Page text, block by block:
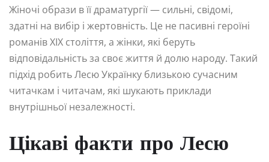
Жіночі образи в її драматургії — сильні, свідомі,
здатні на вибір і жертовність. Це не пасивні героїні
романів XIX століття, а жінки, які беруть
відповідальність за своє життя й долю народу. Такий
підхід робить Лесю Українку близькою сучасним
читачкам і читачам, які шукають приклади
внутрішньої незалежності.
Цікаві факти про Лесю